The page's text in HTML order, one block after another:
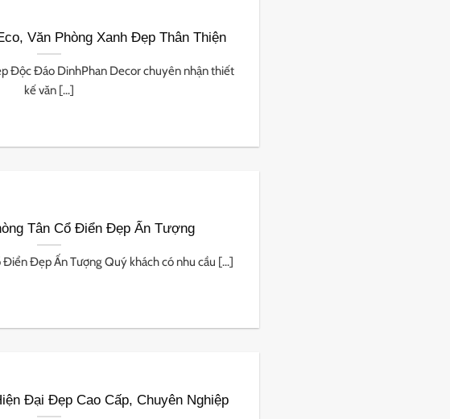
Văn Phòng Xanh Đẹp Thân Thiện
Độc Đáo DinhPhan Decor chuyên nhận thiết
kế văn [...]
Tân Cổ Điển Đẹp Ấn Tượng
Điển Đẹp Ấn Tượng Quý khách có nhu cầu [...]
Đại Đẹp Cao Cấp, Chuyên Nghiệp